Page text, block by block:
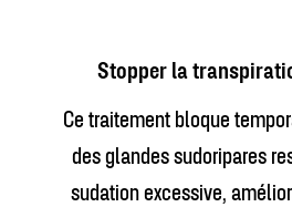
Stopper la
Ce traitement bloque
des glandes sudoripares
sudation excessive,